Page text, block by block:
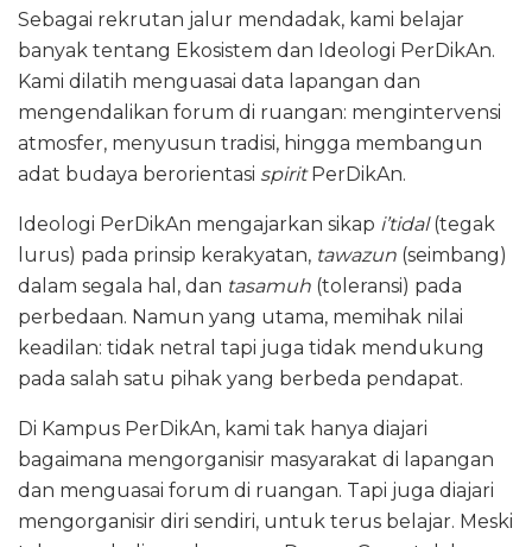
Sebagai rekrutan jalur mendadak, kami belajar
banyak tentang Ekosistem dan Ideologi PerDikAn.
Kami dilatih menguasai data lapangan dan
mengendalikan forum di ruangan: mengintervensi
atmosfer, menyusun tradisi, hingga membangun
adat budaya berorientasi spiritPerDikAn.
Ideologi PerDikAn mengajarkan sikap i’tidal(tegak
lurus) pada prinsip kerakyatan, tawazun (seimbang)
dalam segala hal, dan tasamuh (toleransi) pada
perbedaan. Namun yang utama, memihak nilai
keadilan: tidak netral tapi juga tidak mendukung
pada salah satu pihak yang berbeda pendapat.
Di Kampus PerDikAn, kami tak hanya diajari
bagaimana mengorganisir masyarakat di lapangan
dan menguasai forum di ruangan. Tapi juga diajari
mengorganisir diri sendiri, untuk terus belajar. Meski